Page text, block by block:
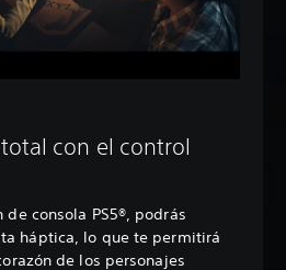
con el control
consola PS5®, podrás
háptica, lo que te permitirá
de los personajes